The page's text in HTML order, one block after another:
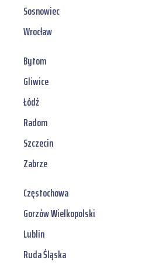
Sosnowiec
Wrocław
Bytom
Gliwice
Łódź
Radom
Szczecin
Zabrze
Częstochowa
Gorzów Wielkopolski
Lublin
Ruda Śląska